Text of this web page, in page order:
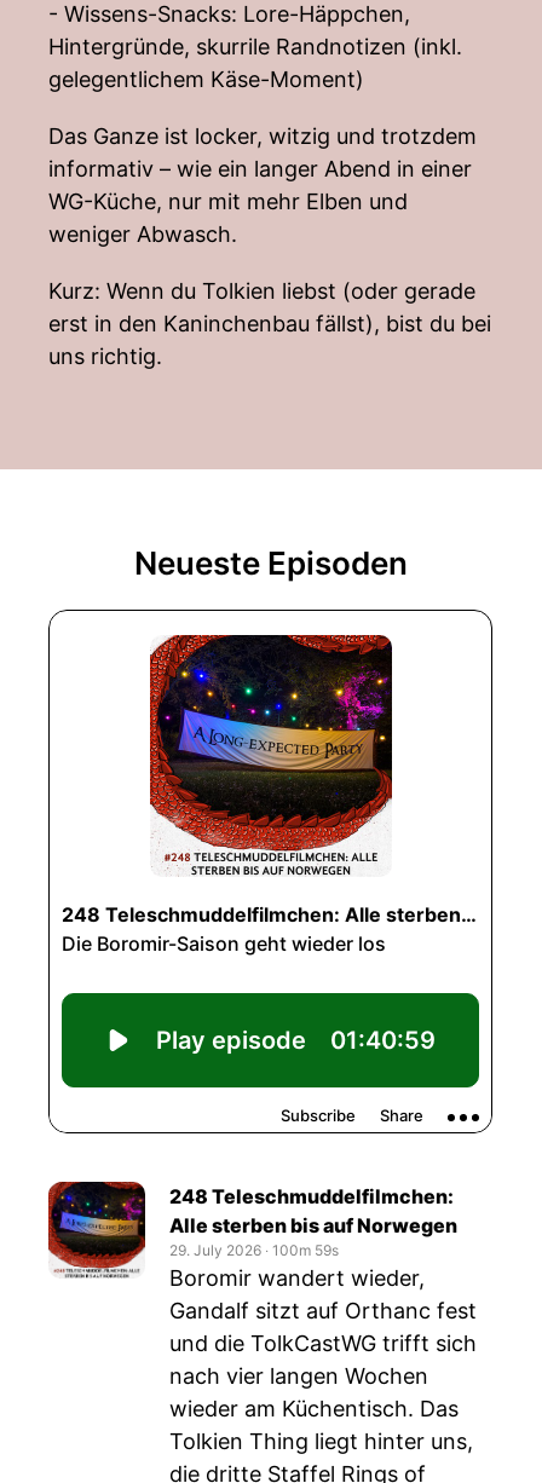
- Wissens-Snacks: Lore-Häppchen,
Hintergründe, skurrile Randnotizen (inkl.
gelegentlichem Käse-Moment)
Das Ganze ist locker, witzig und trotzdem
informativ – wie ein langer Abend in einer
WG-Küche, nur mit mehr Elben und
weniger Abwasch.
Kurz: Wenn du Tolkien liebst (oder gerade
erst in den Kaninchenbau fällst), bist du bei
uns richtig.
Neueste Episoden
248 Teleschmuddelfilmchen:
Alle sterben bis auf Norwegen
29. July 2026 ‧ 100m 59s
Boromir wandert wieder,
Gandalf sitzt auf Orthanc fest
und die TolkCastWG trifft sich
nach vier langen Wochen
wieder am Küchentisch. Das
Tolkien Thing liegt hinter uns,
die dritte Staffel Rings of